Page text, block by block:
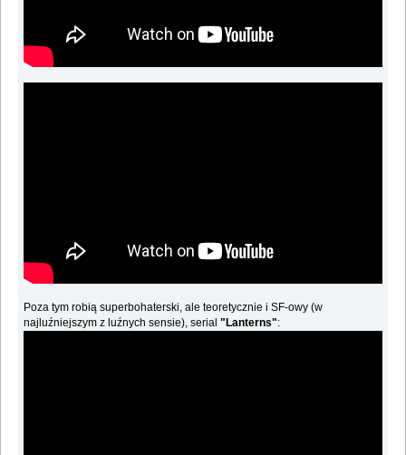
Poza tym robią superbohaterski, ale teoretycznie i SF-owy (w
najluźniejszym z luźnych sensie), serial"Lanterns":